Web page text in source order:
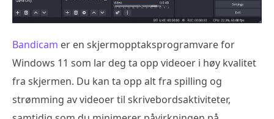
Bandicam er en skjermopptaksprogramvare for
Windows 11 som lar deg ta opp videoer i høy kvalitet
fra skjermen. Du kan ta opp alt fra spilling og
strømming av videoer til skrivebordsaktiviteter,